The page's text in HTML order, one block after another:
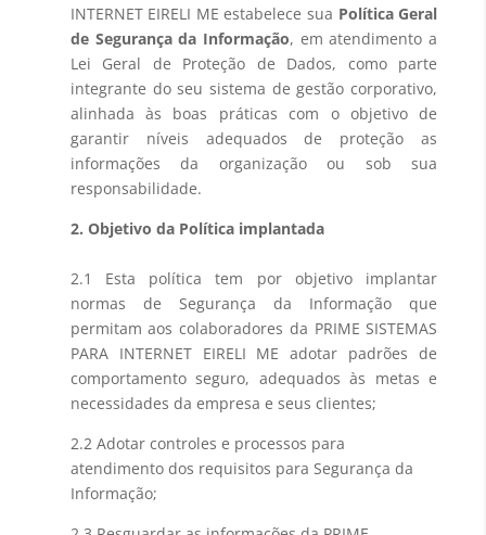
INTERNET EIRELI ME estabelece sua Política Geral
de Segurança da Informação, em atendimento a
Lei Geral de Proteção de Dados, como parte
integrante do seu sistema de gestão corporativo,
alinhada às boas práticas com o objetivo de
garantir níveis adequados de proteção as
informações da organização ou sob sua
responsabilidade.
2. Objetivo da Política implantada
2.1 Esta política tem por objetivo implantar
normas de Segurança da Informação que
permitam aos colaboradores da PRIME SISTEMAS
PARA INTERNET EIRELI ME adotar padrões de
comportamento seguro, adequados às metas e
necessidades da empresa e seus clientes;
2.2 Adotar controles e processos para
atendimento dos requisitos para Segurança da
Informação;